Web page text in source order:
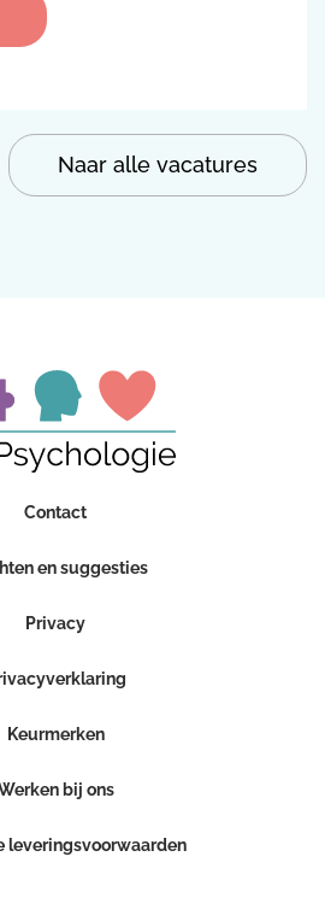
Naar alle vacatures
Contact
en suggesties
Privacy
Keurmerken
bij ons
leveringsvoorwaarden